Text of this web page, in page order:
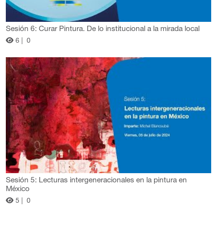
Sesión 6: Curar Pintura. De lo institucional a la mirada local
6 | 0
Sesión 5: Lecturas intergeneracionales en la pintura en
México
5 | 0